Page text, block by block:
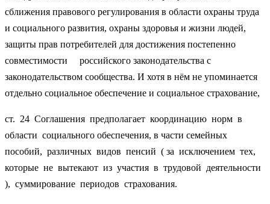
сближения правового регулирования в области охраны труда
и социального развития, охраны здоровья и жизни людей,
защиты прав потребителей для достижения постепенно
совместимости российского законодательства с
законодательством сообщества. И хотя в нём не упоминается
отдельно социальное обеспечение и социальное страхование,
ст. 24 Соглашения предполагает координацию норм в
области социального обеспечения, в части семейных
пособий, различных видов пенсий ( за исключением тех,
которые не вытекают из участия в трудовой деятельности
), суммирование периодов страхования.